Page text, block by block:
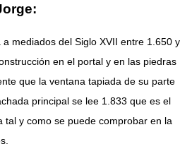
mediados del Siglo XVII entre 1.650 y
en el portal y en las piedras
que la ventana tapiada de su parte
principal se lee 1.833 que es el
tal y como se puede comprobar en la